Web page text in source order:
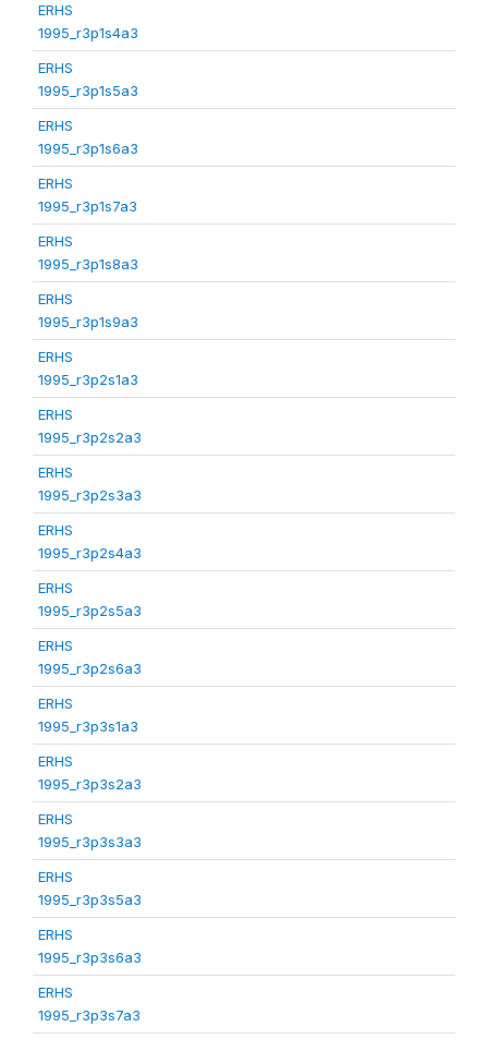
ERHS
1995_r3p1s4a3
ERHS
1995_r3p1s5a3
ERHS
1995_r3p1s6a3
ERHS
1995_r3p1s7a3
ERHS
1995_r3p1s8a3
ERHS
1995_r3p1s9a3
ERHS
1995_r3p2s1a3
ERHS
1995_r3p2s2a3
ERHS
1995_r3p2s3a3
ERHS
1995_r3p2s4a3
ERHS
1995_r3p2s5a3
ERHS
1995_r3p2s6a3
ERHS
1995_r3p3s1a3
ERHS
1995_r3p3s2a3
ERHS
1995_r3p3s3a3
ERHS
1995_r3p3s5a3
ERHS
1995_r3p3s6a3
ERHS
1995_r3p3s7a3